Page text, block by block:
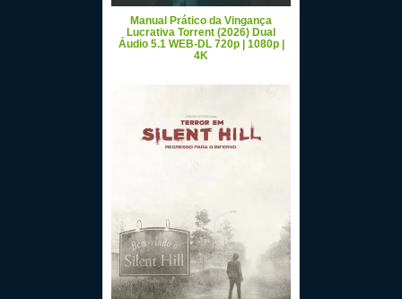
Manual Prático da Vingança
Lucrativa Torrent (2026) Dual
Áudio 5.1 WEB-DL 720p | 1080p |
4K